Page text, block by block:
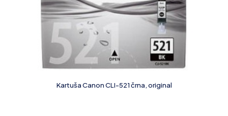
Kartuša Canon CLI-521 črna, original